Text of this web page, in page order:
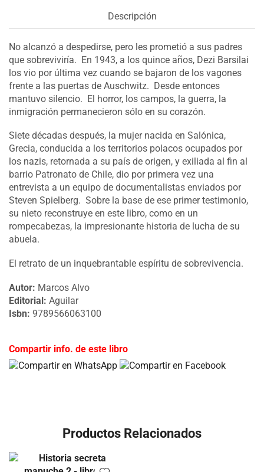
Descripción
No alcanzó a despedirse, pero les prometió a sus padres
que sobreviviría. En 1943, a los quince años, Dezi Barsilai
los vio por última vez cuando se bajaron de los vagones
frente a las puertas de Auschwitz. Desde entonces
mantuvo silencio. El horror, los campos, la guerra, la
inmigración permanecieron sólo en su corazón.
Siete décadas después, la mujer nacida en Salónica,
Grecia, conducida a los territorios polacos ocupados por
los nazis, retornada a su país de origen, y exiliada al fin al
barrio Patronato de Chile, dio por primera vez una
entrevista a un equipo de documentalistas enviados por
Steven Spielberg. Sobre la base de ese primer testimonio,
su nieto reconstruye en este libro, como en un
rompecabezas, la impresionante historia de lucha de su
abuela.
El retrato de un inquebrantable espíritu de sobrevivencia.
Autor: Marcos Alvo
Editorial: Aguilar
Isbn: 9789566063100
Compartir info. de este libro
Productos Relacionados